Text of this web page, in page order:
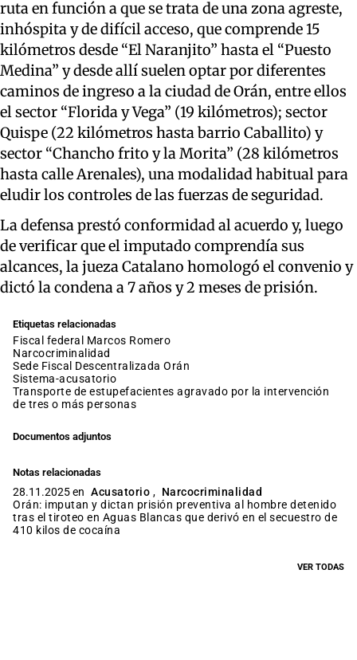
ruta en función a que se trata de una zona agreste,
inhóspita y de difícil acceso, que comprende 15
kilómetros desde “El Naranjito” hasta el “Puesto
Medina” y desde allí suelen optar por diferentes
caminos de ingreso a la ciudad de Orán, entre ellos
el sector “Florida y Vega” (19 kilómetros); sector
Quispe (22 kilómetros hasta barrio Caballito) y
sector “Chancho frito y la Morita” (28 kilómetros
hasta calle Arenales), una modalidad habitual para
eludir los controles de las fuerzas de seguridad.
La defensa prestó conformidad al acuerdo y, luego
de verificar que el imputado comprendía sus
alcances, la jueza Catalano homologó el convenio y
dictó la condena a 7 años y 2 meses de prisión.
Etiquetas relacionadas
fiscal federal Marcos Romero
narcocriminalidad
Sede Fiscal Descentralizada Orán
sistema-acusatorio
transporte de estupefacientes agravado por la intervención
de tres o más personas
Documentos adjuntos
Notas relacionadas
28.11.2025 en Acusatorio , Narcocriminalidad
Orán: imputan y dictan prisión preventiva al hombre detenido
tras el tiroteo en Aguas Blancas que derivó en el secuestro de
410 kilos de cocaína
VER TODAS